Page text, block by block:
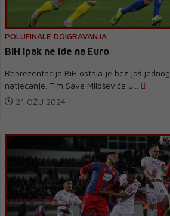
POLUFINALE DOIGRAVANJA
BiH ipak ne ide na Euro
Reprezentacija BiH ostala je bez još
natjecanje. Tim Save Miloševića u...
21 OŽU 2024